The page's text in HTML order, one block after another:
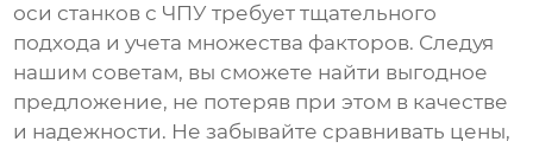
оси станков с ЧПУ требует тщательного
подхода и учета множества факторов. Следуя
нашим советам, вы сможете найти выгодное
предложение, не потеряв при этом в качестве
и надежности. Не забывайте сравнивать цены,